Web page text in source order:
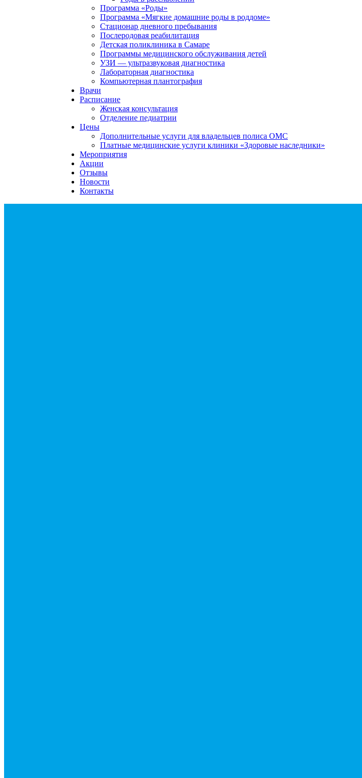
Программа «Роды»
Программа «Мягкие домашние роды в роддоме»
Стационар дневного пребывания
Послеродовая реабилитация
Детская поликлиника в Самаре
Программы медицинского обслуживания детей
УЗИ — ультразвуковая диагностика
Лабораторная диагностика
Компьютерная плантография
Врачи
Расписание
Женская консультация
Отделение педиатрии
Цены
Дополнительные услуги для владельцев полиса ОМС
Платные медицинские услуги клиники «Здоровые наследники»
Мероприятия
Акции
Отзывы
Новости
Контакты